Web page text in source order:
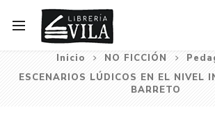
Inicio NO FICCIÓN
ESCENARIOS LÚDICOS EN EL NIVEL
BARRETO